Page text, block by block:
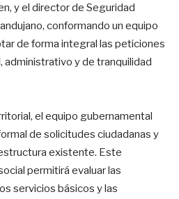
y el director de Seguridad
conformando un equipo
de forma integral las peticiones
administrativo y de tranquilidad
el equipo gubernamental
de solicitudes ciudadanas y
existente. Este
permitirá evaluar las
servicios básicos y las